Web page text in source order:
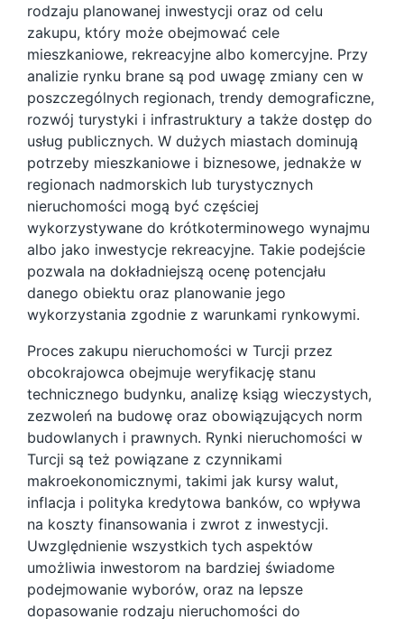
rodzaju planowanej inwestycji oraz od celu
zakupu, który może obejmować cele
mieszkaniowe, rekreacyjne albo komercyjne. Przy
analizie rynku brane są pod uwagę zmiany cen w
poszczególnych regionach, trendy demograficzne,
rozwój turystyki i infrastruktury a także dostęp do
usług publicznych. W dużych miastach dominują
potrzeby mieszkaniowe i biznesowe, jednakże w
regionach nadmorskich lub turystycznych
nieruchomości mogą być częściej
wykorzystywane do krótkoterminowego wynajmu
albo jako inwestycje rekreacyjne. Takie podejście
pozwala na dokładniejszą ocenę potencjału
danego obiektu oraz planowanie jego
wykorzystania zgodnie z warunkami rynkowymi.
Proces zakupu nieruchomości w Turcji przez
obcokrajowca obejmuje weryfikację stanu
technicznego budynku, analizę ksiąg wieczystych,
zezwoleń na budowę oraz obowiązujących norm
budowlanych i prawnych. Rynki nieruchomości w
Turcji są też powiązane z czynnikami
makroekonomicznymi, takimi jak kursy walut,
inflacja i polityka kredytowa banków, co wpływa
na koszty finansowania i zwrot z inwestycji.
Uwzględnienie wszystkich tych aspektów
umożliwia inwestorom na bardziej świadome
podejmowanie wyborów, oraz na lepsze
dopasowanie rodzaju nieruchomości do